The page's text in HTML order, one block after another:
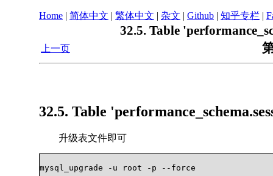
Home | 简体中文 | 繁体中文 | 杂文 | Github | 知乎专栏 |
32.5. Table
上一页
32.5. Table
升级表文件即可
mysql_upgrade -u root -p --force